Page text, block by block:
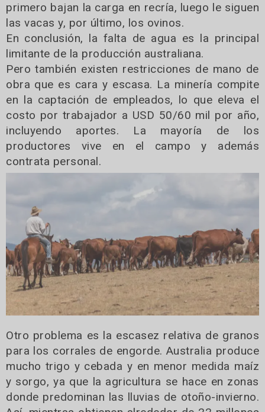
primero bajan la carga en recría, luego le siguen
las vacas y, por último, los ovinos.
En conclusión, la falta de agua es la principal
limitante de la producción australiana.
Pero también existen restricciones de mano de
obra que es cara y escasa. La minería compite
en la captación de empleados, lo que eleva el
costo por trabajador a USD 50/60 mil por año,
incluyendo aportes. La mayoría de los
productores vive en el campo y además
contrata personal.
Otro problema es la escasez relativa de granos
para los corrales de engorde. Australia produce
mucho trigo y cebada y en menor medida maíz
y sorgo, ya que la agricultura se hace en zonas
donde predominan las lluvias de otoño-invierno.